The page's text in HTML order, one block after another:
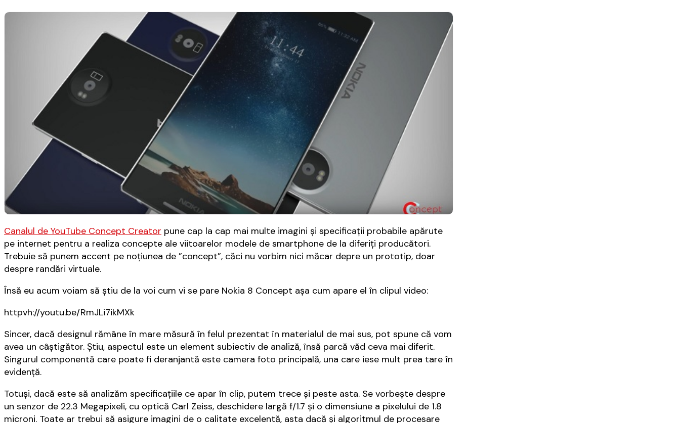
Canalul de YouTube Concept Creator pune cap la cap mai multe imagini și specificații probabile apărute
pe internet pentru a realiza concepte ale viitoarelor modele de smartphone de la diferiți producători.
Trebuie să punem accent pe noțiunea de ”concept”, căci nu vorbim nici măcar depre un prototip, doar
despre randări virtuale.
Însă eu acum voiam să știu de la voi cum vi se pare Nokia 8 Concept așa cum apare el în clipul video:
httpvh://youtu.be/RmJLi7ikMXk
Sincer, dacă designul rămâne în mare măsură în felul prezentat în materialul de mai sus, pot spune că vom
avea un câștigător. Știu, aspectul este un element subiectiv de analiză, însă parcă văd ceva mai diferit.
Singurul componentă care poate fi deranjantă este camera foto principală, una care iese mult prea tare în
evidență.
Totuși, dacă este să analizăm specificațiile ce apar în clip, putem trece și peste asta. Se vorbește despre
un senzor de 22.3 Megapixeli, cu optică Carl Zeiss, deschidere largă f/1.7 și o dimensiune a pixelului de 1.8
microni. Toate ar trebui să asigure imagini de o calitate excelentă, asta dacă și algoritmul de procesare